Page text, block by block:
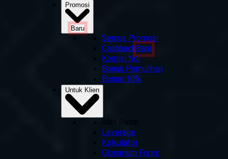
Promosi
Baru
Semua Promosi
CashbackBaru
Komisi Nol
Bonus Pemulihan
Bonus 10%
Untuk Klien
Alat Pasar
Leverage
Kalkulator
Glosarium Forex